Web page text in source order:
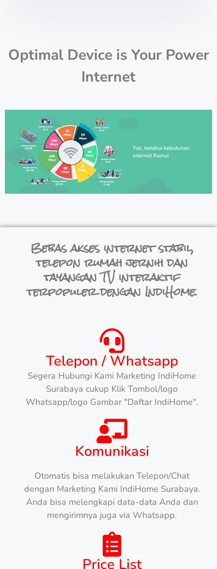
Optimal Device is Your Power
Internet
Bebas akses internet stabil,
telepon rumah jernih dan
tayangan TV interaktif
terpopuler dengan IndiHome.
Telepon / Whatsapp
Segera Hubungi Kami Marketing IndiHome
Surabaya cukup Klik Tombol/logo
Whatsapp/logo Gambar "Daftar IndiHome".
Komunikasi
Otomatis bisa melakukan Telepon/Chat
dengan Marketing Kami IndiHome Surabaya.
Anda bisa melengkapi data-data Anda dan
mengirimnya juga via Whatsapp.
Price List